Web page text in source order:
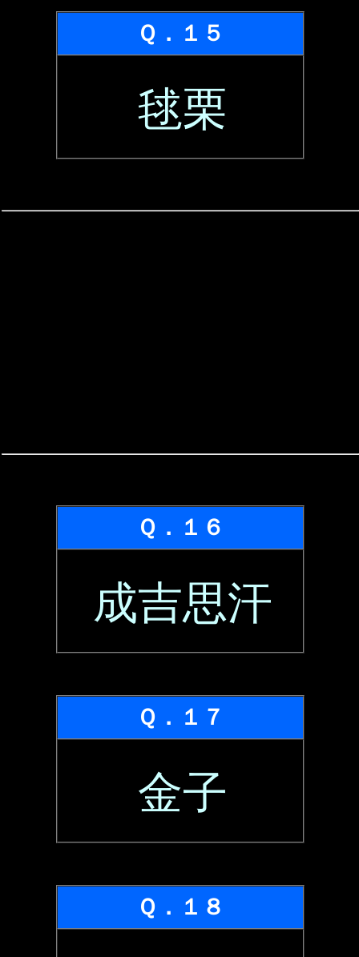
Ｑ．１５
毬栗
Ｑ．１６
成吉思汗
Ｑ．１７
金子
Ｑ．１８